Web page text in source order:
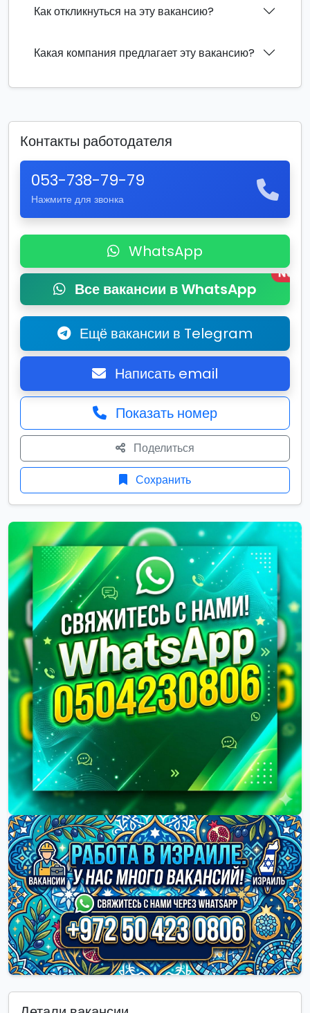
Как откликнуться на эту вакансию?
Какая компания предлагает эту вакансию?
Контакты работодателя
053-738-79-79
Нажмите для звонка
WhatsApp
Все вакансии в WhatsApp
New
Ещё вакансии в Telegram
Написать email
Показать номер
Поделиться
Сохранить